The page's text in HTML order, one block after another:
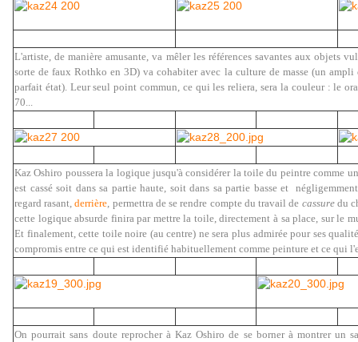
L'artiste, de manière amusante, va mêler les références savantes aux objets
sorte de faux Rothko en 3D) va cohabiter avec la culture de masse (un ampli
parfait état). Leur seul point commun, ce qui les reliera, sera la couleur : le
70...
Kaz Oshiro poussera la logique jusqu'à considérer la toile du peintre comme
est cassé soit dans sa partie haute, soit dans sa partie basse et
regard rasant,derrière, permettra de se rendre compte du travail de cassuredu
cette logique absurde finira par mettre la toile, directement à sa place, sur le
Et finalement, cette toile noire (au centre) ne sera plus admirée pour ses
compromis entre ce qui est identifié habituellement comme peinture et ce qui
On pourrait sans doute reprocher à Kaz Oshiro de se borner à montrer un